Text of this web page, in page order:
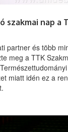
szakmai nap a
partner és több
meg a TTK
miatt idén ez a